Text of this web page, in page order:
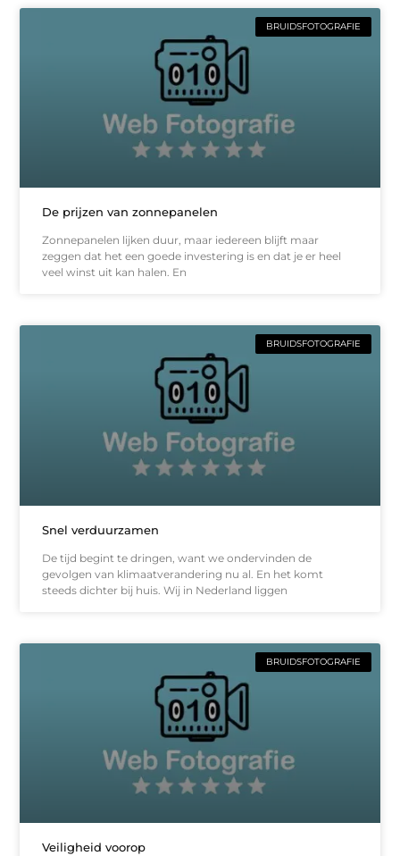
BRUIDSFOTOGRAFIE
De prijzen van zonnepanelen
Zonnepanelen lijken duur, maar iedereen blijft maar
zeggen dat het een goede investering is en dat je er heel
veel winst uit kan halen. En
BRUIDSFOTOGRAFIE
Snel verduurzamen
De tijd begint te dringen, want we ondervinden de
gevolgen van klimaatverandering nu al. En het komt
steeds dichter bij huis. Wij in Nederland liggen
BRUIDSFOTOGRAFIE
Veiligheid voorop